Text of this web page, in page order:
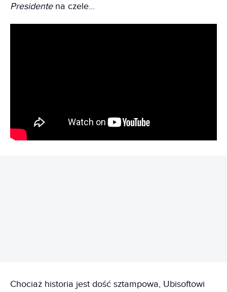
Presidentena czele…
Chociaż historia jest dość sztampowa, Ubisoftowi